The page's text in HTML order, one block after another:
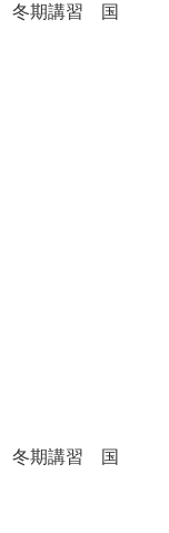
期講習 国
期講習 国